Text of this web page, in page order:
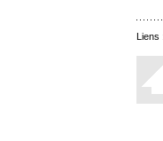
Liens